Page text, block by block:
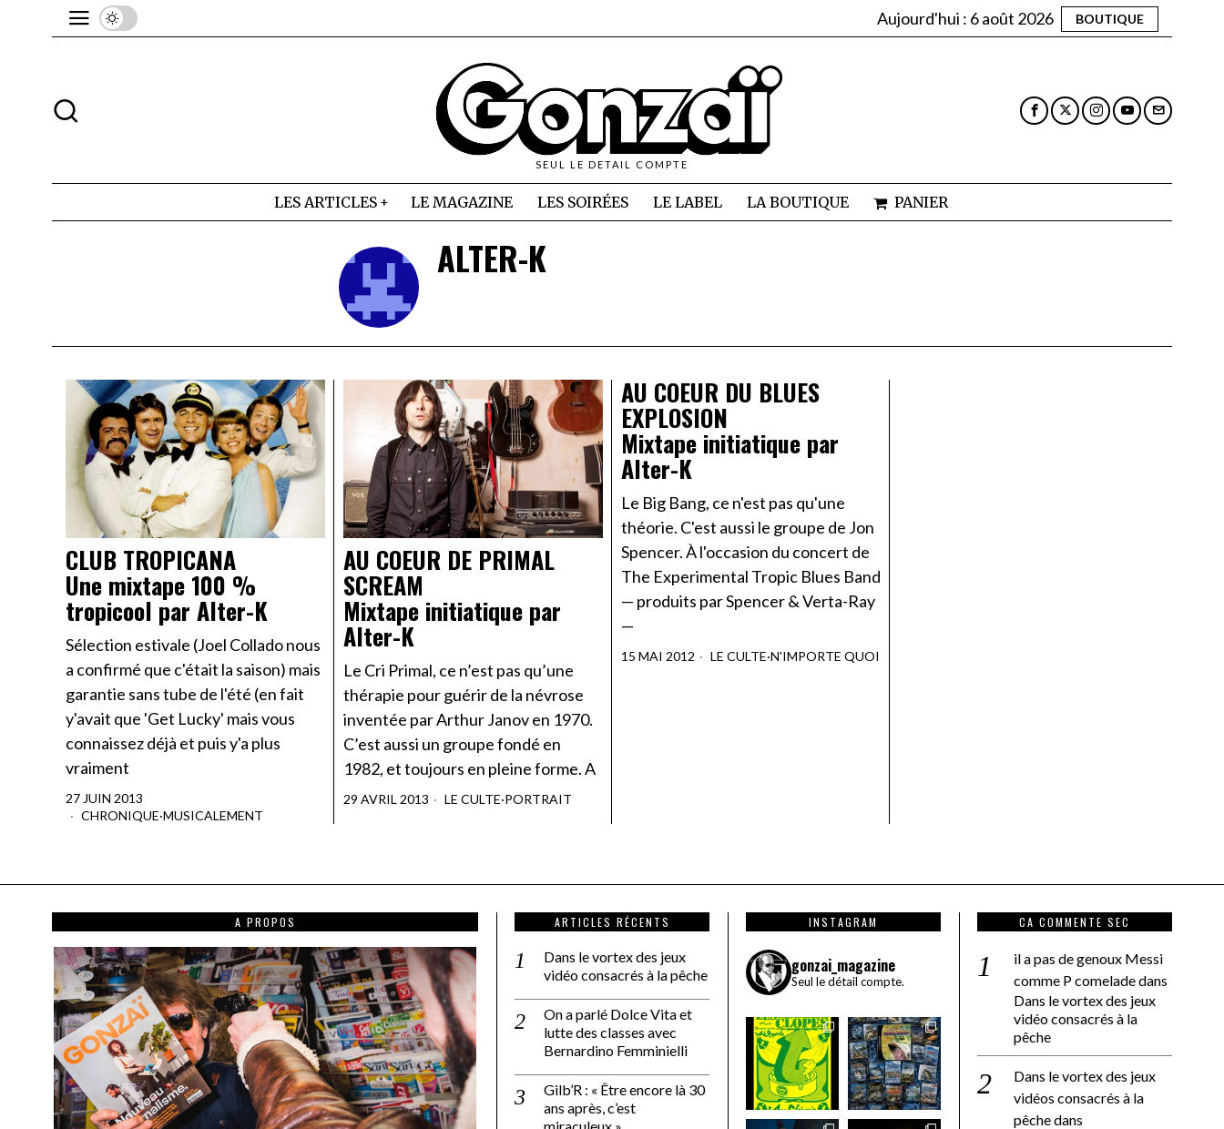
Aujourd'hui : 6 août 2026 BOUTIQUE
SEUL LE DETAIL COMPTE
LES ARTICLES LE MAGAZINE LES SOIRÉES LE LABEL LA BOUTIQUE PANIER
ALTER-K
CLUB TROPICANA
Une mixtape 100 %
tropicool par Alter-K
Sélection estivale (Joel Collado nous
a confirmé que c'était la saison) mais
garantie sans tube de l'été (en fait
y'avait que 'Get Lucky' mais vous
connaissez déjà et puis y'a plus
vraiment
27 JUIN 2013
CHRONIQUE·MUSICALEMENT
AU COEUR DE PRIMAL
SCREAM
Mixtape initiatique par
Alter-K
Le Cri Primal, ce n’est pas qu’une
thérapie pour guérir de la névrose
inventée par Arthur Janov en 1970.
C’est aussi un groupe fondé en
1982, et toujours en pleine forme. A
29 AVRIL 2013 LE CULTE·PORTRAIT
AU COEUR DU BLUES
EXPLOSION
Mixtape initiatique par
Alter-K
Le Big Bang, ce n'est pas qu'une
théorie. C'est aussi le groupe de Jon
Spencer. À l'occasion du concert de
The Experimental Tropic Blues Band
— produits par Spencer & Verta-Ray
—
15 MAI 2012 LE CULTE·N'IMPORTE QUOI
A PROPOS ARTICLES RÉCENTS
Dans le vortex des jeux
vidéo consacrés à la pêche
On a parlé Dolce Vita et
lutte des classes avec
Bernardino Femminielli
Gilb’R : « Être encore là 30
ans après, c’est
INSTAGRAM
gonzai_magazine
Seul le détail compte.
CA COMMENTE SEC
il a pas de genoux Messi
comme P comeladedans
Dans le vortex des jeux
vidéo consacrés à la
pêche
Dans le vortex des jeux
vidéos consacrés à la
pêchedans